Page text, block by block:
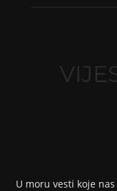
U moru vesti koje